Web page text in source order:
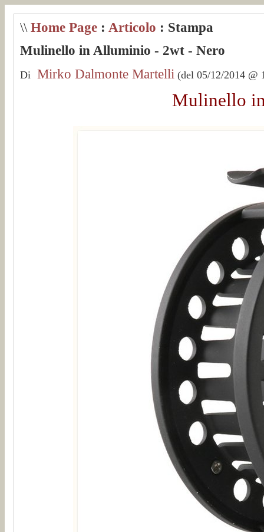
\\ Home Page : Articolo : Stampa
Mulinello in Alluminio - 2wt - Nero
Di Mirko Dalmonte Martelli (del 05/12/2014 @
Mulinello